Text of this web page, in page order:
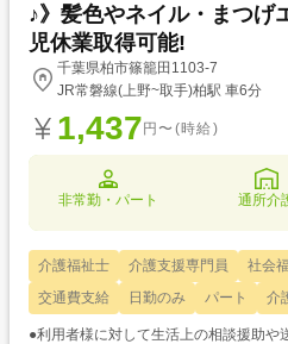
♪》髪色やネイル・まつ
児休業取得可能!
千葉県柏市篠籠田1103-7
JR常磐線(上野~取手)柏駅 車6分
1,437 円〜(時給)
非常勤・パート 通所介
介護福祉士 介護支援専門員 社会
交通費支給
日勤のみ パート 介
●利用者様に対して生活上の相談援助や